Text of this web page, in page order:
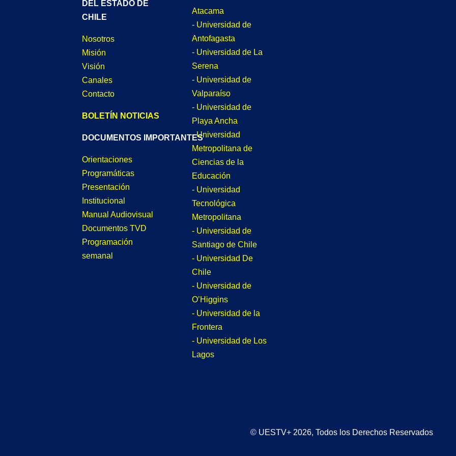
DEL ESTADO DE
CHILE
Nosotros
Misión
Visión
Canales
Contacto
BOLETÍN NOTICIAS
DOCUMENTOS IMPORTANTES
Orientaciones
Programáticas
Presentación
Institucional
Manual Audiovisual
Documentos TVD
Programación
semanal
Atacama
- Universidad de
Antofagasta
- Universidad de La
Serena
- Universidad de
Valparaíso
- Universidad de
Playa Ancha
- Universidad
Metropolitana de
Ciencias de la
Educación
- Universidad
Tecnológica
Metropolitana
- Universidad de
Santiago de Chile
- Universidad De
Chile
- Universidad de
O’Higgins
- Universidad de la
Frontera
- Universidad de Los
Lagos
© UESTV+ 2026, Todos los Derechos Reservados